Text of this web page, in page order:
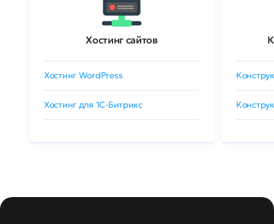
Хостинг сайтов
Хостинг WordPress
Хостинг для 1C-Битрикс